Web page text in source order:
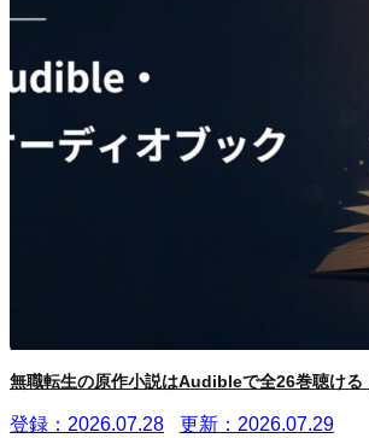
無職転生の原作小説はAudibleで全26巻聴ける
登録：2026.07.28 更新：2026.07.29